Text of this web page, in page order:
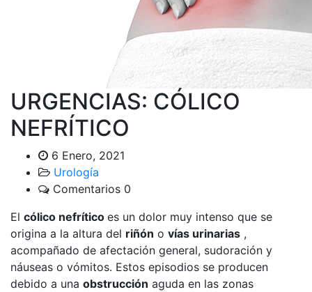
URGENCIAS: CÓLICO
NEFRÍTICO
6 Enero, 2021
Urología
Comentarios 0
El cólico nefrítico es un dolor muy intenso que se
origina a la altura del riñón o vías urinarias ,
acompañado de afectación general, sudoración y
náuseas o vómitos. Estos episodios se producen
debido a una obstrucción aguda en las zonas